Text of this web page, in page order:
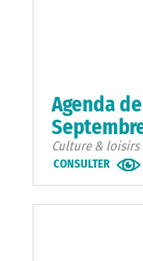
Agenda
Culture & loisirs
CONSULTER